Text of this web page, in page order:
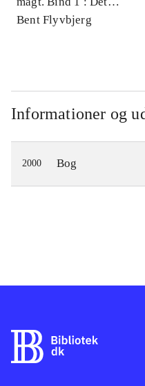
konkretes videnskab
Bent Flyvbjerg
Informationer og
2000 Bog